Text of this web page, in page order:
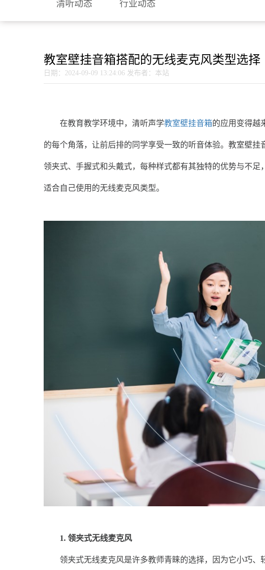
清听动态 行业动态
教室壁挂音箱搭配的无线麦克风类型选择
日期：2024-09-09 13:24:06 发布者：本站
在教育教学环境中，清听声学教室壁挂音箱的应用变得越
的每个角落，让前后排的同学享受一致的听音体验。教室壁
领夹式、手握式和头戴式，每种样式都有其独特的优势与不
适合自己使用的无线麦克风类型。
1. 领夹式无线麦克风
领夹式无线麦克风是许多教师青睐的选择，因为它小巧、